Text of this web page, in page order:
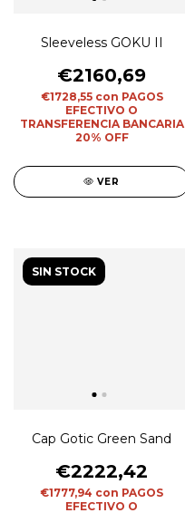
Sleeveless GOKU II
€2160,69
€1728,55 con PAGOS
EFECTIVO O
TRANSFERENCIA BANCARIA
20% OFF
VER
SIN STOCK
Cap Gotic Green Sand
€2222,42
€1777,94 con PAGOS
EFECTIVO O